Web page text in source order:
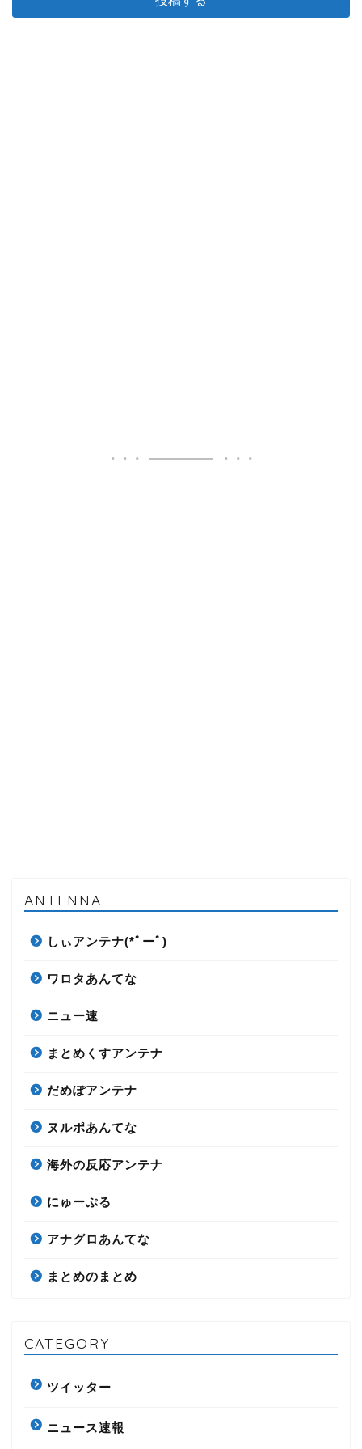
ANTENNA
しぃアンテナ(*ﾟーﾟ)
ワロタあんてな
ニュー速
まとめくすアンテナ
だめぽアンテナ
ヌルポあんてな
海外の反応アンテナ
にゅーぷる
アナグロあんてな
まとめのまとめ
CATEGORY
ツイッター
ニュース速報